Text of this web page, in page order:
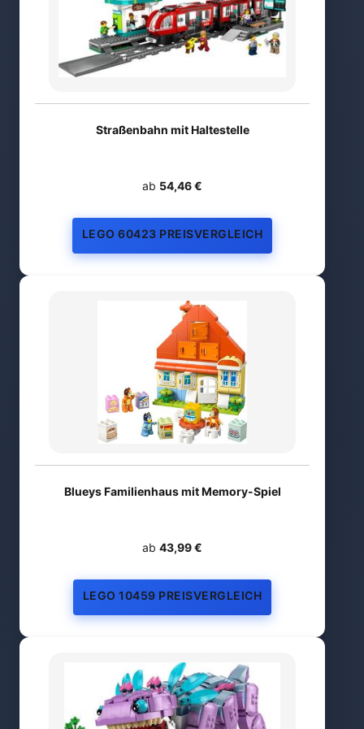
Straßenbahn mit Haltestelle
ab 54,46 €
LEGO 60423 PREISVERGLEICH
Blueys Familienhaus mit Memory-Spiel
ab 43,99 €
LEGO 10459 PREISVERGLEICH